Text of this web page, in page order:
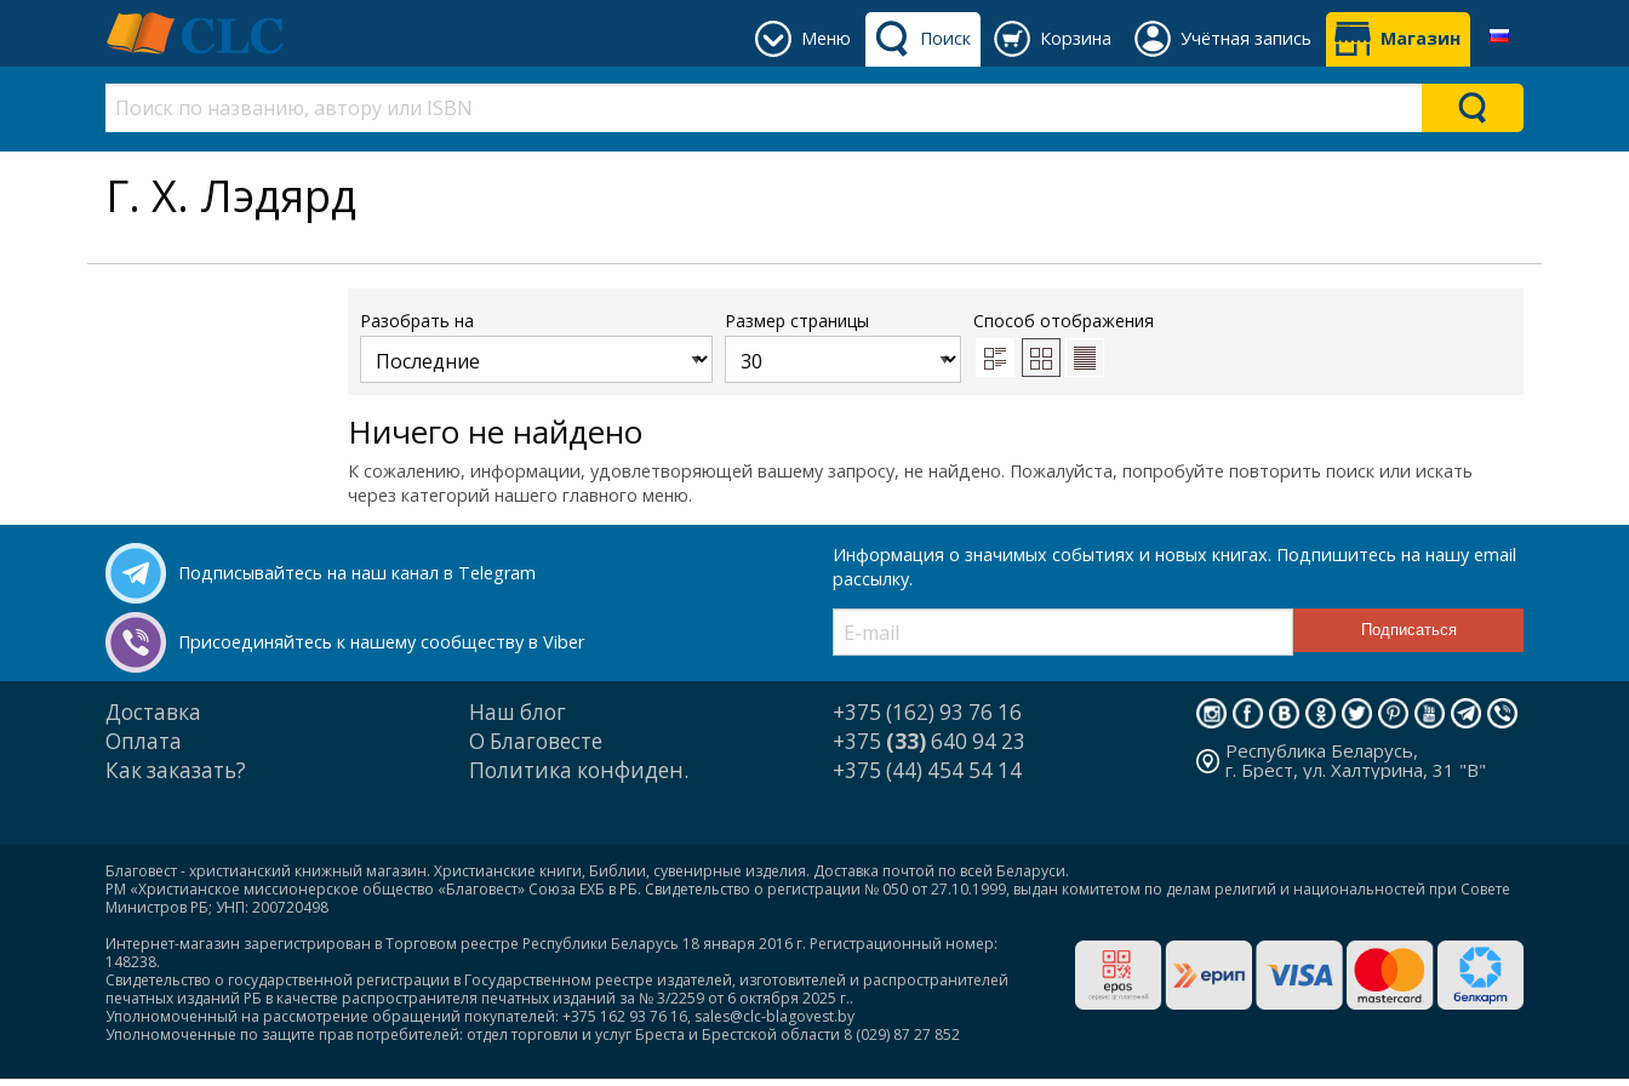
Меню Поиск Корзина Учётная запись Магазин
Г. Х. Лэдярд
Разобрать на Размер страницы Способ отображения
Ничего не найдено
К сожалению, информации, удовлетворяющей вашему запросу, не найдено. Пожалуйста, попробуйте повторить поиск или искать
через категорий нашего главного меню.
Подписывайтесь на наш канал в Telegram
Присоединяйтесь к нашему сообществу в Viber
Информация о значимых событиях и новых книгах. Подпишитесь на нашу email
рассылку.
Доставка
Оплата
Как заказать?
Наш блог
О Благовесте
Политика конфиден.
+375 (162) 93 76 16
+375 (33)640 94 23
+375 (44) 454 54 14
Республика Беларусь,
г. Брест, ул. Халтурина, 31 "В"
Благовест - христианский книжный магазин. Христианские книги, Библии, сувенирные изделия. Доставка почтой по всей Беларуси.
РМ «Христианское миссионерское общество «Благовест» Союза ЕХБ в РБ. Свидетельство о регистрации № 050 от 27.10.1999, выдан комитетом по делам религий и национальностей при Совете
Министров РБ; УНП: 200720498
Интернет-магазин зарегистрирован в Торговом реестре Республики Беларусь 18 января 2016 г. Регистрационный номер:
148238.
Свидетельство о государственной регистрации в Государственном реестре издателей, изготовителей и распространителей
печатных изданий РБ в качестве распространителя печатных изданий за № 3/2259 от 6 октября 2025 г..
Уполномоченный на рассмотрение обращений покупателей: +375 162 93 76 16, sales@clc-blagovest.by
Уполномоченные по защите прав потребителей: отдел торговли и услуг Бреста и Брестской области 8 (029) 87 27 852